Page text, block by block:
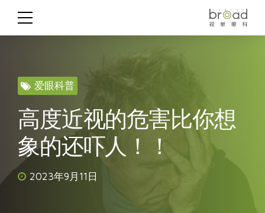
爱眼科普
高度近视的危害比你想
象的还吓人！！
2023年9月11日